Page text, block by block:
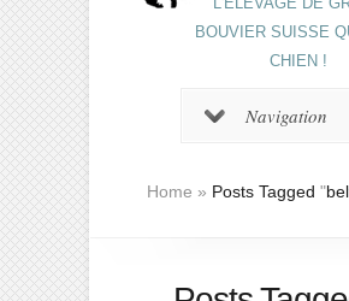
L'ÉLEVAGE DE
BOUVIER SUISSE
CHIEN !
Navigation
Home » Posts Tagged "